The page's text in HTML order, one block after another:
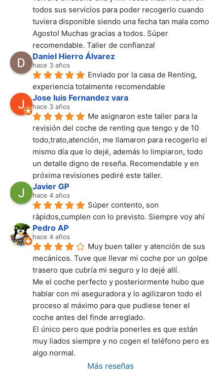
todos sus servicios para poder recogerlo cuando
tuviera disponible siendo una fecha tan mala como
Agosto! Muchas gracias a todos. Súper
recomendable. Taller de confianza!
Daniel Hierro Álvarez
hace 3 años
Enviado por la casa de Renting,
experiencia totalmente recomendable
Jose luis Fernandez vara
hace 3 años
Me asignaron este taller para la
revisión del coche de renting que tengo y de 10
todo,trato,atención, me llamaron para recogerlo el
mismo día que lo dejé, además lo limpiaron, todo
un detalle digno de reseña. Recomendable y en
próxima revisiones pediré este taller.
Javier GP
hace 4 años
Súper contento, son
ràpidos,cumplen con lo previsto. Siempre voy ahí
Pedro AP
hace 4 años
Muy buen taller y atención de sus
mecánicos. Tuve que llevar mi coche por un golpe
trasero que cubría mi seguro y lo dejé allí.
Me el coche perfecto y posteriormente hubo que
hablar con mi aseguradora y lo agilizaron todo el
proceso al máximo para que pudiese tener el
coche antes del finde arreglado.
El único pero que podría ponerles es que están
muy liados siempre y no cogen el teléfono pero es
algo normal.
Más reseñas